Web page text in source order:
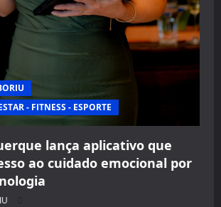
- FITNESS - ESPORTE
lança aplicativo que
ao cuidado emocional por